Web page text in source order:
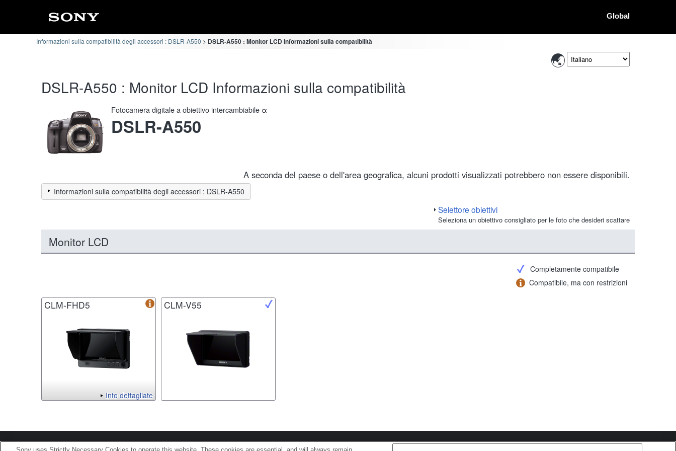
Global
Informazioni sulla compatibilità degli accessori : DSLR-A550 DSLR-A550 : Monitor LCD Informazioni sulla compatibilità
DSLR-A550 : Monitor LCD Informazioni sulla compatibilità
Fotocamera digitale a obiettivo intercambiabile α
DSLR-A550
A seconda del paese o dell'area geografica, alcuni prodotti visualizzati potrebbero non essere disponibili.
Informazioni sulla compatibilità degli accessori : DSLR-A550
Selettore obiettivi
Seleziona un obiettivo consigliato per le foto che desideri scattare
Monitor LCD
Completamente compatibile
Compatibile, ma con restrizioni
CLM-FHD5
Info dettagliate
CLM-V55
Copyright 2026 Sony Corporation